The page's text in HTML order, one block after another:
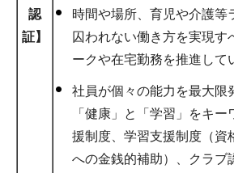
認
証】
時間や場所、育児や介護等
囚われない働き方を実現す
ークや在宅勤務を推進して
社員が個々の能力を最大限
「健康」と「学習」をキ
援制度、学習支援制度（資
への金銭的補助）、クラブ